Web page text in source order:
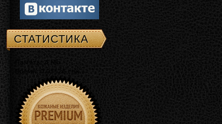
СТАТИСТИКА
Память: 4 Mb
Время: 0.03526 сек.